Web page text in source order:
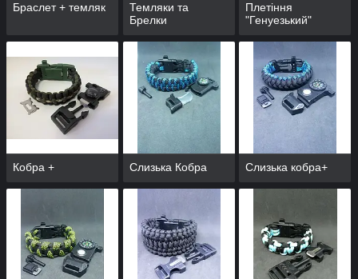
Браслет + темляк
Темляки та
Брелки
Плетіння
"Генуезький"
Кобра + Слизька Кобра Слизька кобра+